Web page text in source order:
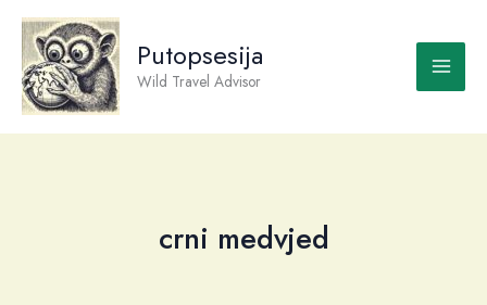
Skip
content
Putopsesija
Wild Travel Advisor
crni medvjed